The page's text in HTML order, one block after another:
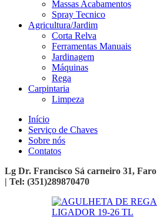
Massas Acabamentos
Spray Tecnico
Agricultura/Jardim
Corta Relva
Ferramentas Manuais
Jardinagem
Máquinas
Rega
Carpintaria
Limpeza
Início
Serviço de Chaves
Sobre nós
Contatos
Lg Dr. Francisco Sá carneiro 31, Faro
| Tel: (351)289870470